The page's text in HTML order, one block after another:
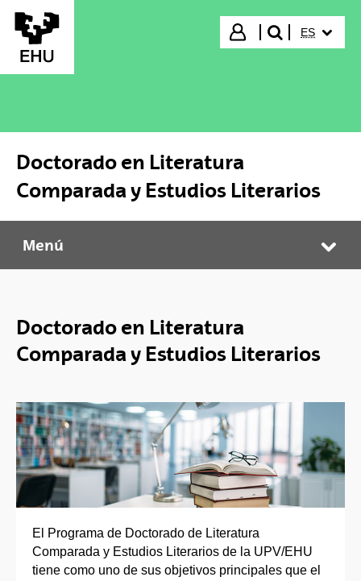
Saltar al contenido principal
Iniciar sesión
buscar"
ES
Doctorado en Literatura
Comparada y Estudios Literarios
Doctorado en Literatura Comparada y Estudios Literarios
Menú
Doctorado en Literatura
Comparada y Estudios Literarios
El Programa de Doctorado de Literatura
Comparada y Estudios Literarios de la UPV/EHU
tiene como uno de sus objetivos principales que el